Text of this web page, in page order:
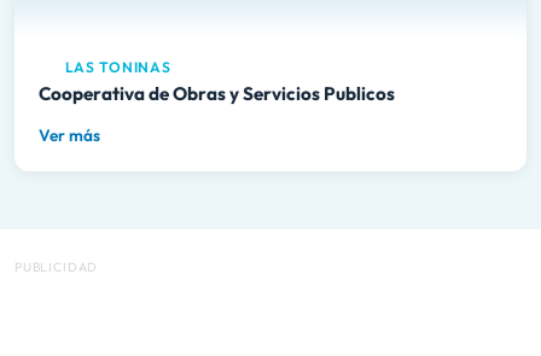
LAS TONINAS
Cooperativa de Obras y Servicios Publicos
Ver más
PUBLICIDAD